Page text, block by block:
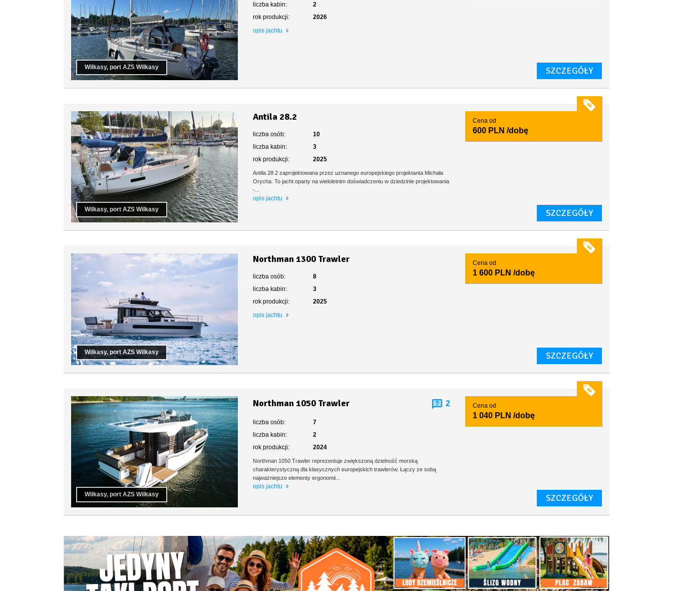
Wilkasy, port AZS Wilkasy
liczba kabin:
2
rok produkcji:
2026
opis jachtu
SZCZEGÓŁY
Wilkasy, port AZS Wilkasy
Antila 28.2
liczba osób:
10
liczba kabin:
3
rok produkcji:
2025
Antila 28.2 zaprojektowana przez uznanego europejskiego projektanta Michała
Orycha. To jacht oparty na wieloletnim doświadczeniu w dziedzinie projektowania
-...
opis jachtu
Cena od
600 PLN /dobę
SZCZEGÓŁY
Wilkasy, port AZS Wilkasy
Northman 1300 Trawler
liczba osób:
8
liczba kabin:
3
rok produkcji:
2025
opis jachtu
Cena od
1 600 PLN /dobę
SZCZEGÓŁY
Wilkasy, port AZS Wilkasy
Northman 1050 Trawler 2
liczba osób:
7
liczba kabin:
2
rok produkcji:
2024
Northman 1050 Trawler reprezentuje zwiększoną dzielność morską
charakterystyczną dla klasycznych europejskich trawlerów. Łączy ze sobą
najważniejsze elementy ergonomii...
opis jachtu
Cena od
1 040 PLN /dobę
SZCZEGÓŁY